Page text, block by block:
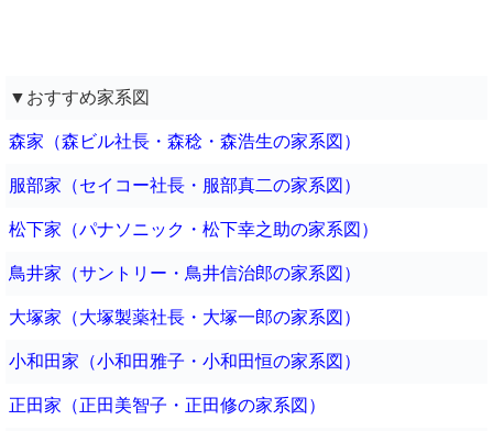
▼おすすめ家系図
森家（森ビル社長・森稔・森浩生の家系図）
服部家（セイコー社長・服部真二の家系図）
松下家（パナソニック・松下幸之助の家系図）
鳥井家（サントリー・鳥井信治郎の家系図）
大塚家（大塚製薬社長・大塚一郎の家系図）
小和田家（小和田雅子・小和田恒の家系図）
正田家（正田美智子・正田修の家系図）